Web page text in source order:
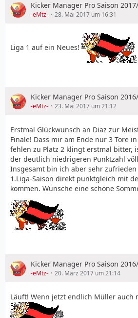
Kicker Manager Pro Saison
-eMtz- 28. Mai 2017 um 16:31
Liga 1 auf ein Neues!
Kicker Manager Pro Saison
-eMtz- 23. Mai 2017 um 21:12
Erstmal Glückwunsch an Diaz zur
Finale! Dass mir am Ende nur 3 Tore
fehlen zu Platz 2 klingt erstmal bitter,
der deutlich niedrigeren Punktzahl
Insgesamt bin ich aber sehr
1.Liga-Saison direkt punktgleich mit
kommen. Wünsche eine schöne
Kicker Manager Pro Saison
-eMtz- 20. März 2017 um 21:14
Läuft! Wenn jetzt endlich Müller auch